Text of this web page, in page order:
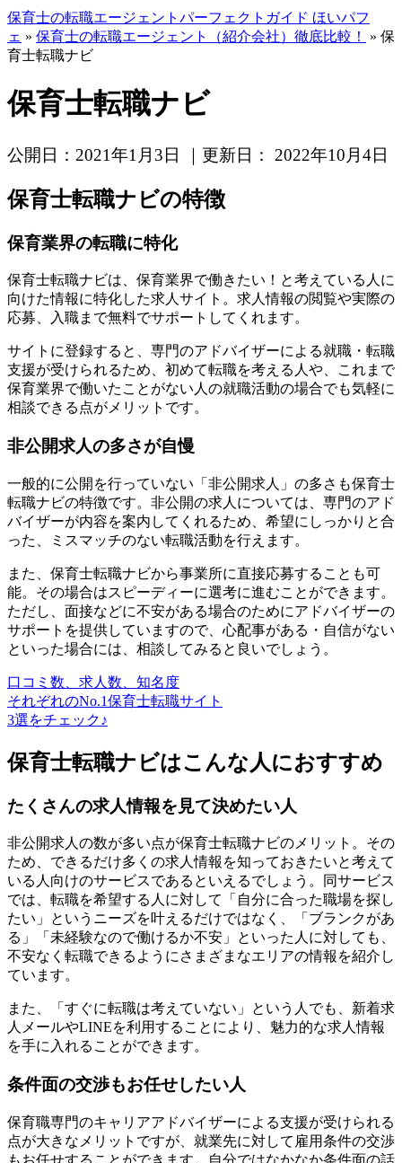
保育士の転職エージェントパーフェクトガイド ほいパフ
ェ » 保育士の転職エージェント（紹介会社）徹底比較！ » 保
育士転職ナビ
保育士転職ナビ
公開日： 2021年1月3日 ｜更新日： 2022年10月4日
保育士転職ナビの特徴
保育業界の転職に特化
保育士転職ナビは、保育業界で働きたい！と考えている人に
向けた情報に特化した求人サイト。求人情報の閲覧や実際の
応募、入職まで無料でサポートしてくれます。
サイトに登録すると、専門のアドバイザーによる就職・転職
支援が受けられるため、初めて転職を考える人や、これまで
保育業界で働いたことがない人の就職活動の場合でも気軽に
相談できる点がメリットです。
非公開求人の多さが自慢
一般的に公開を行っていない「非公開求人」の多さも保育士
転職ナビの特徴です。非公開の求人については、専門のアド
バイザーが内容を案内してくれるため、希望にしっかりと合
った、ミスマッチのない転職活動を行えます。
また、保育士転職ナビから事業所に直接応募することも可
能。その場合はスピーディーに選考に進むことができます。
ただし、面接などに不安がある場合のためにアドバイザーの
サポートを提供していますので、心配事がある・自信がない
といった場合には、相談してみると良いでしょう。
口コミ数、求人数、知名度
それぞれのNo.1保育士転職サイト
3選をチェック♪
保育士転職ナビはこんな人におすすめ
たくさんの求人情報を見て決めたい人
非公開求人の数が多い点が保育士転職ナビのメリット。その
ため、できるだけ多くの求人情報を知っておきたいと考えて
いる人向けのサービスであるといえるでしょう。同サービス
では、転職を希望する人に対して「自分に合った職場を探し
たい」というニーズを叶えるだけではなく、「ブランクがあ
る」「未経験なので働けるか不安」といった人に対しても、
不安なく転職できるようにさまざまなエリアの情報を紹介し
ています。
また、「すぐに転職は考えていない」という人でも、新着求
人メールやLINEを利用することにより、魅力的な求人情報
を手に入れることができます。
条件面の交渉もお任せしたい人
保育職専門のキャリアアドバイザーによる支援が受けられる
点が大きなメリットですが、就業先に対して雇用条件の交渉
もお任せすることができます。自分ではなかなか条件面の話